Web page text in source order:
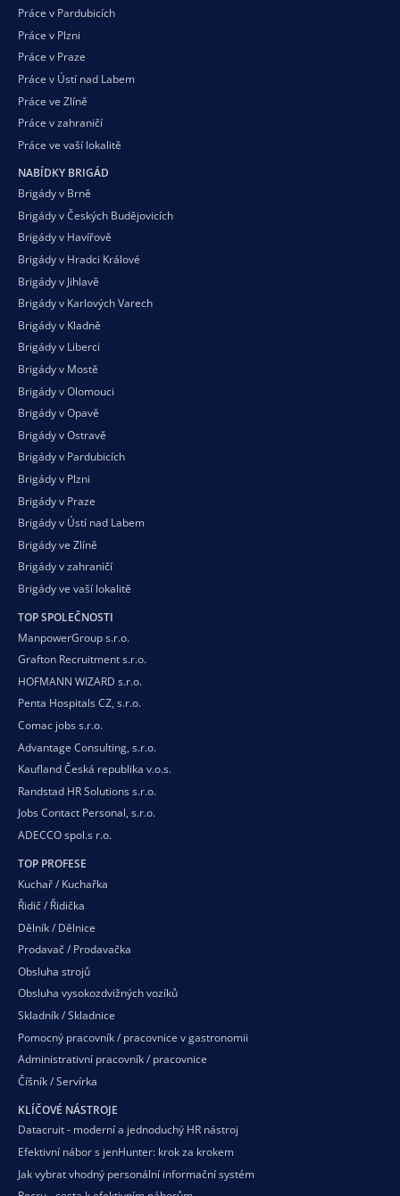
Práce v Pardubicích
Práce v Plzni
Práce v Praze
Práce v Ústí nad Labem
Práce ve Zlíně
Práce v zahraničí
Práce ve vaší lokalitě
NABÍDKY BRIGÁD
Brigády v Brně
Brigády v Českých Budějovicích
Brigády v Havířově
Brigády v Hradci Králové
Brigády v Jihlavě
Brigády v Karlových Varech
Brigády v Kladně
Brigády v Liberci
Brigády v Mostě
Brigády v Olomouci
Brigády v Opavě
Brigády v Ostravě
Brigády v Pardubicích
Brigády v Plzni
Brigády v Praze
Brigády v Ústí nad Labem
Brigády ve Zlíně
Brigády v zahraničí
Brigády ve vaší lokalitě
TOP SPOLEČNOSTI
ManpowerGroup s.r.o.
Grafton Recruitment s.r.o.
HOFMANN WIZARD s.r.o.
Penta Hospitals CZ, s.r.o.
Comac jobs s.r.o.
Advantage Consulting, s.r.o.
Kaufland Česká republika v.o.s.
Randstad HR Solutions s.r.o.
Jobs Contact Personal, s.r.o.
ADECCO spol.s r.o.
TOP PROFESE
Kuchař / Kuchařka
Řidič / Řidička
Dělník / Dělnice
Prodavač / Prodavačka
Obsluha strojů
Obsluha vysokozdvižných vozíků
Skladník / Skladnice
Pomocný pracovník / pracovnice v gastronomii
Administrativní pracovník / pracovnice
Číšník / Servírka
KLÍČOVÉ NÁSTROJE
Datacruit - moderní a jednoduchý HR nástroj
Efektivní nábor s jenHunter: krok za krokem
Jak vybrat vhodný personální informační systém